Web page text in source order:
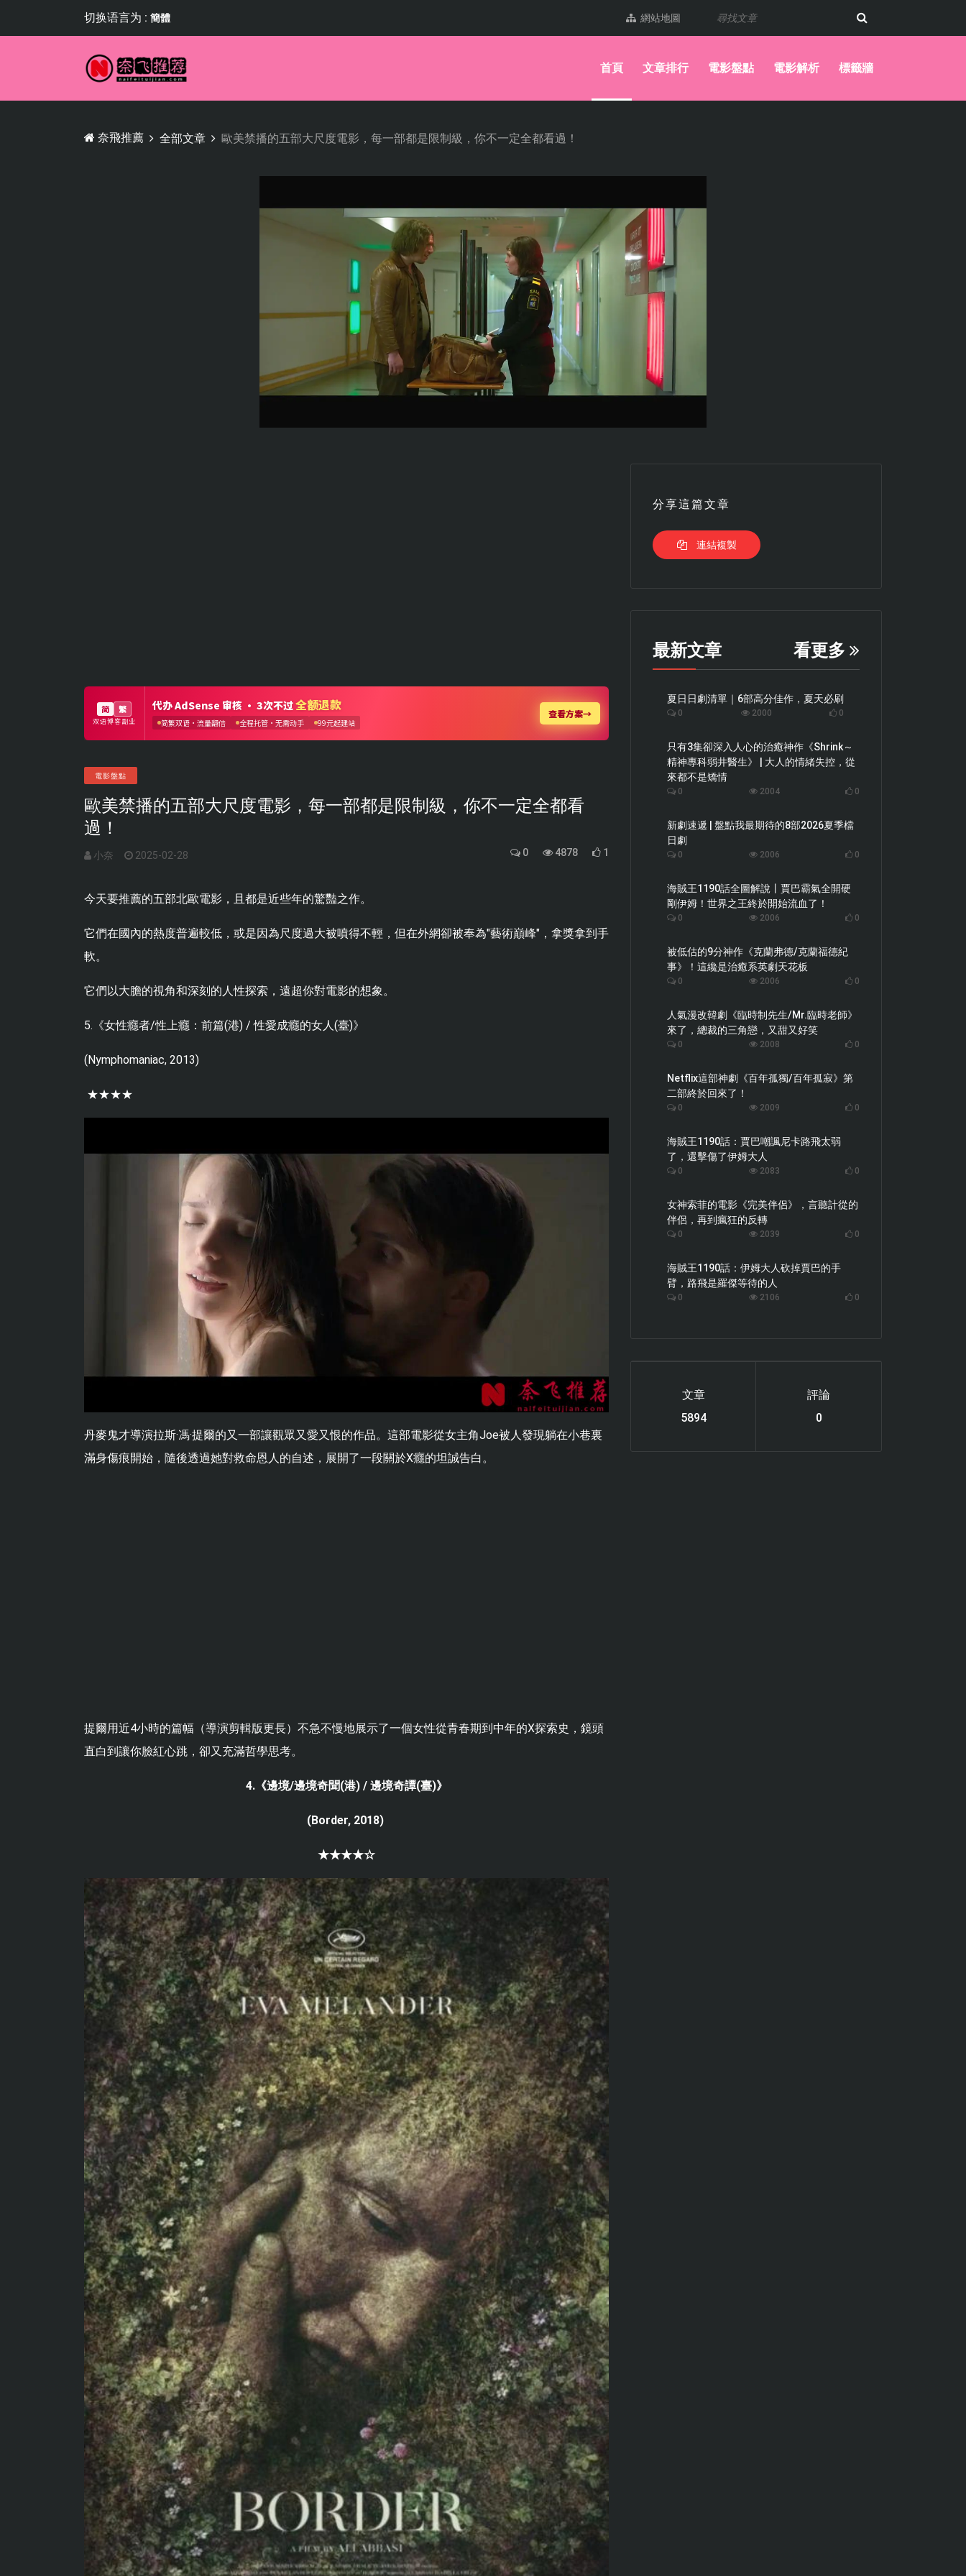
切换语言为 : 簡體 網站地圖
首頁 文章排行 電影盤點 電影解析 標籤牆
奈飛推薦 全部文章 歐美禁播的五部大尺度電影，每一部都是限制級，你不一定全都看過！
電影盤點
歐美禁播的五部大尺度電影，每一部都是限制級，你不一定全都看
過！
小奈 2025-02-28 0 4878 1
今天要推薦的五部北歐電影，且都是近些年的驚豔之作。
它們在國內的熱度普遍較低，或是因為尺度過大被噴得不輕，但在外網卻被奉為"藝術巔峰"，拿獎拿到手
軟。
它們以大膽的視角和深刻的人性探索，遠超你對電影的想象。
5.《女性癮者/性上癮：前篇(港) / 性愛成癮的女人(臺)》
(Nymphomaniac, 2013)
★★★★
丹麥鬼才導演拉斯·馮·提爾的又一部讓觀眾又愛又恨的作品。這部電影從女主角Joe被人發現躺在小巷裏
滿身傷痕開始，隨後透過她對救命恩人的自述，展開了一段關於X癮的坦誠告白。
提爾用近4小時的篇幅（導演剪輯版更長）不急不慢地展示了一個女性從青春期到中年的X探索史，鏡頭
直白到讓你臉紅心跳，卻又充滿哲學思考。
4.《邊境/邊境奇聞(港) / 邊境奇譚(臺)》
(Border, 2018)
★★★★☆
分享這篇文章
連結複製
最新文章 看更多
夏日日劇清單｜6部高分佳作，夏天必刷
0 2000 0
只有3集卻深入人心的治癒神作《Shrink～
精神專科弱井醫生》 | 大人的情緒失控，從
來都不是矯情
0 2004 0
新劇速遞 | 盤點我最期待的8部2026夏季檔
日劇
0 2006 0
海賊王1190話全圖解說丨賈巴霸氣全開硬
剛伊姆！世界之王終於開始流血了！
0 2006 0
被低估的9分神作《克蘭弗德/克蘭福德紀
事》！這纔是治癒系英劇天花板
0 2006 0
人氣漫改韓劇《臨時制先生/Mr.臨時老師》
來了，總裁的三角戀，又甜又好笑
0 2008 0
Netflix這部神劇《百年孤獨/百年孤寂》第
二部終於回來了！
0 2009 0
海賊王1190話：賈巴嘲諷尼卡路飛太弱
了，還擊傷了伊姆大人
0 2083 0
女神索菲的電影《完美伴侶》，言聽計從的
伴侶，再到瘋狂的反轉
0 2039 0
海賊王1190話：伊姆大人砍掉賈巴的手
臂，路飛是羅傑等待的人
0 2106 0
文章
6119
評論
0